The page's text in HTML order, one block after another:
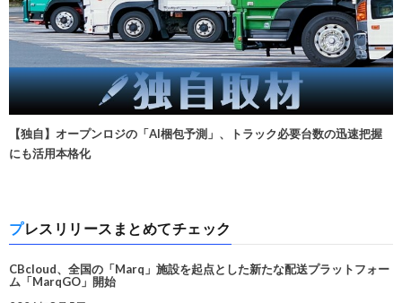
【独自】オープンロジの「AI梱包予測」、トラック必要台数の迅速把握
にも活用本格化
プレスリリースまとめてチェック
CBcloud、全国の「Marq」施設を起点とした新たな配送プラットフォー
ム「MarqGO」開始